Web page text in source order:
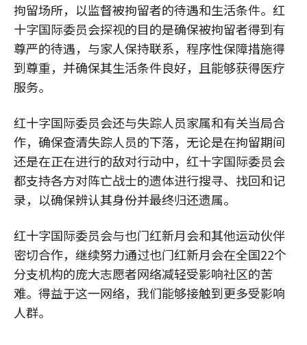
拘留场所，以监督被拘留者的待遇和生活条件。红
十字国际委员会探视的目的是确保被拘留者得到有
尊严的待遇，与家人保持联系，程序性保障措施得
到尊重，并确保其生活条件良好，且能够获得医疗
服务。
红十字国际委员会还与失踪人员家属和有关当局合
作，确保查清失踪人员的下落，无论是在拘留期间
还是在正在进行的敌对行动中，红十字国际委员会
都支持各方对阵亡战士的遗体进行搜寻、找回和记
录，以确保辨认其身份并最终归还遗属。
红十字国际委员会与也门红新月会和其他运动伙伴
密切合作，继续努力通过也门红新月会在全国22个
分支机构的庞大志愿者网络减轻受影响社区的苦
难。得益于这一网络，我们能够接触到更多受影响
人群。